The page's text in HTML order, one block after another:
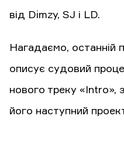
від Dimzy, SJ і LD.
Нагадаємо, останній
описує судовий
нового треку «Intro»,
його наступний